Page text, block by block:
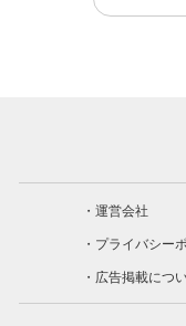
運営会社
プライバシー
広告掲載につ